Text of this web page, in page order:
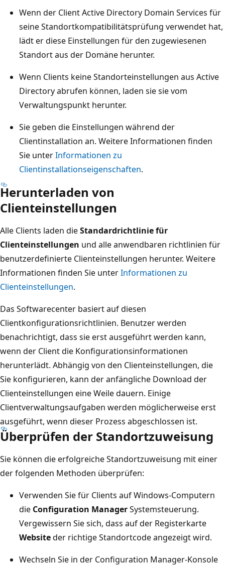
Wenn der Client Active Directory Domain Services für
seine Standortkompatibilitätsprüfung verwendet hat,
lädt er diese Einstellungen für den zugewiesenen
Standort aus der Domäne herunter.
Wenn Clients keine Standorteinstellungen aus Active
Directory abrufen können, laden sie sie vom
Verwaltungspunkt herunter.
Sie geben die Einstellungen während der
Clientinstallation an. Weitere Informationen finden
Sie unterInformationen zu
Clientinstallationseigenschaften.
Herunterladen von
Clienteinstellungen
Alle Clients laden dieStandardrichtlinie für
Clienteinstellungen und alle anwendbaren richtlinien für
benutzerdefinierte Clienteinstellungen herunter. Weitere
Informationen finden Sie unterInformationen zu
Clienteinstellungen.
Das Softwarecenter basiert auf diesen
Clientkonfigurationsrichtlinien. Benutzer werden
benachrichtigt, dass sie erst ausgeführt werden kann,
wenn der Client die Konfigurationsinformationen
herunterlädt. Abhängig von den Clienteinstellungen, die
Sie konfigurieren, kann der anfängliche Download der
Clienteinstellungen eine Weile dauern. Einige
Clientverwaltungsaufgaben werden möglicherweise erst
ausgeführt, wenn dieser Prozess abgeschlossen ist.
Überprüfen der Standortzuweisung
Sie können die erfolgreiche Standortzuweisung mit einer
der folgenden Methoden überprüfen:
Verwenden Sie für Clients auf Windows-Computern
die Configuration ManagerSystemsteuerung.
Vergewissern Sie sich, dass auf der Registerkarte
Websiteder richtige Standortcode angezeigt wird.
Wechseln Sie in der Configuration Manager-Konsole